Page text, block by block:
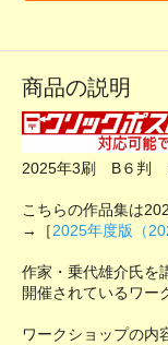
商品の説明
2025年3刷 B６判
こちらの作品集は
→［2025年度版（
作家・乗代雄介氏を
開催されているワー
ワークショップの内